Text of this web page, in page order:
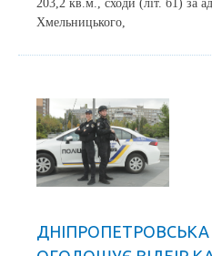
203,2 кв.м., сходи (літ. б1) за
Хмельницького,